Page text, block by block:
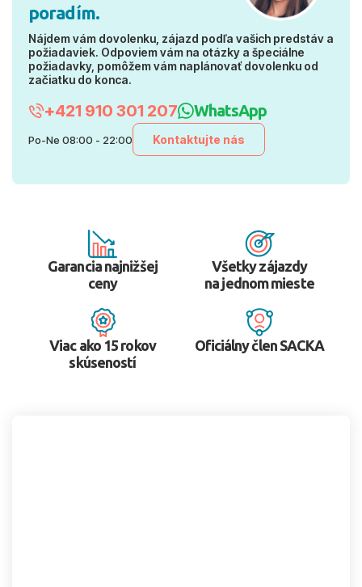
poradím.
Nájdem vám dovolenku, zájazd podľa vašich predstáv a
požiadaviek. Odpoviem vám na otázky a špeciálne
požiadavky, pomôžem vám naplánovať dovolenku od
začiatku do konca.
+421 910 301 207 WhatsApp
Po-Ne 08:00 - 22:00 Kontaktujte nás
Garancia najnižšej
ceny
Všetky zájazdy
na jednom mieste
Viac ako 15 rokov
skúseností
Oficiálny člen SACKA